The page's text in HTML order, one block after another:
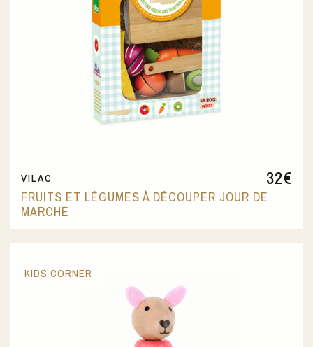
32€
VILAC
FRUITS ET LÉGUMES À DÉCOUPER JOUR DE
MARCHÉ
KIDS CORNER